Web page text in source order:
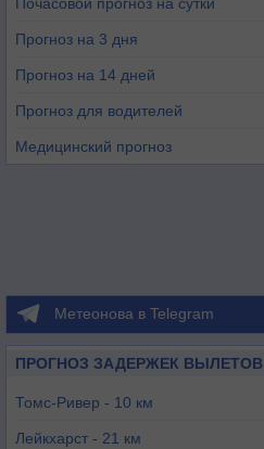
Прогноз на 3 дня
Прогноз на 14 дней
Прогноз для водителей
Медицинский прогноз
Метеонова в Telegram
ПРОГНОЗ ЗАДЕРЖЕК
Томс-Ривер - 10 км
Лейкхарст - 21 км